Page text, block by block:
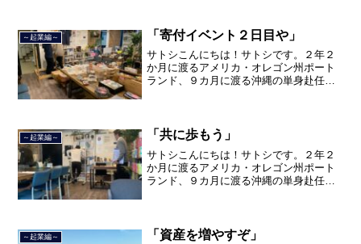
て、２０２１年３月９日より東...
～起業編～ 「寄付イベント２日目や」
サトシこんにちは！サトシです。２年２
か月に渡るアメリカ・オレゴン州ポート
ランド、９カ月に渡る沖縄の単身赴任の
品川区南大井で不動産を主...
～起業編～ 「共に歩もう」
サトシこんにちは！サトシです。２年２
か月に渡るアメリカ・オレゴン州ポート
ランド、９カ月に渡る沖縄の単身赴任の
品川区南大井で不動産を主...
～起業編～ 「資産を増やすぞ」